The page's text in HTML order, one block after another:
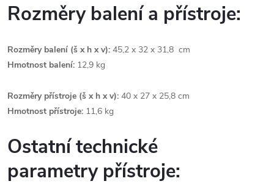
Rozměry balení a přístroje:
Rozměry balení (š x h x v): 45,2 x 32 x 31,8 cm
Hmotnost balení: 12,9 kg
Rozměry přístroje (š x h x v): 40 x 27 x 25,8 cm
Hmotnost přístroje: 11,6 kg
Ostatní technické
parametry přístroje: